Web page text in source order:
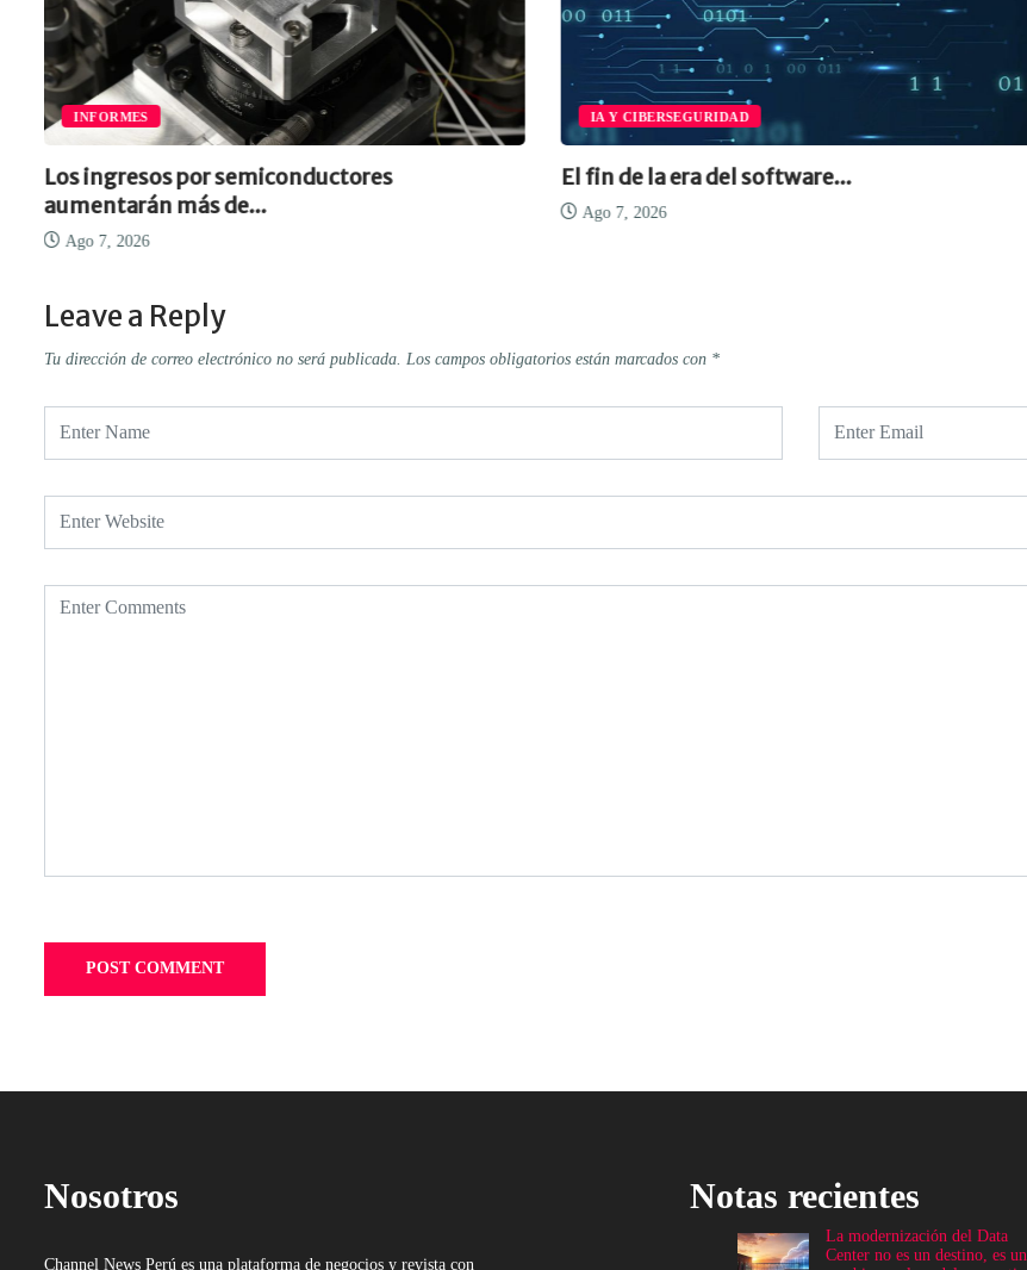
INFORMES
Los ingresos por semiconductores
aumentarán más de...
Ago 7, 2026
IA Y CIBERSEGURIDAD
El fin de la era del software...
Ago 7, 2026
Leave a Reply
Tu dirección de correo electrónico no será publicada. Los campos obligatorios están marcados con *
Nosotros
Channel News Perú es una plataforma de negocios y revista con
Notas recientes
La modernización del Data
Center no es un destino, es un